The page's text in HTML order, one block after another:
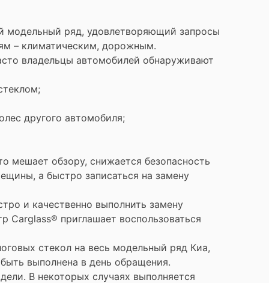
модельный ряд, удовлетворяющий запросы
– климатическим, дорожным.
владельцы автомобилей обнаруживают
другого автомобиля;
мешает обзору, снижается безопасность
а быстро записаться на замену
и качественно выполнить замену
Carglass® приглашает воспользоваться
стекол на весь модельный ряд Киа,
выполнена в день обращения.
В некоторых случаях выполняется